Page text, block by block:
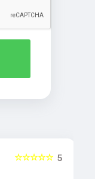
5
☆☆☆☆☆